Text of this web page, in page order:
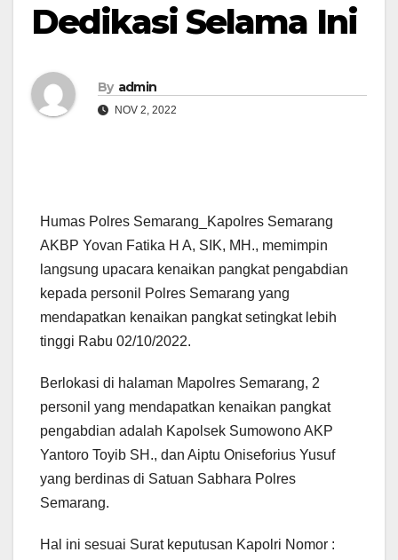
Dedikasi Selama Ini
By admin
NOV 2, 2022
Humas Polres Semarang_Kapolres Semarang
AKBP Yovan Fatika H A, SIK, MH., memimpin
langsung upacara kenaikan pangkat pengabdian
kepada personil Polres Semarang yang
mendapatkan kenaikan pangkat setingkat lebih
tinggi Rabu 02/10/2022.
Berlokasi di halaman Mapolres Semarang, 2
personil yang mendapatkan kenaikan pangkat
pengabdian adalah Kapolsek Sumowono AKP
Yantoro Toyib SH., dan Aiptu Oniseforius Yusuf
yang berdinas di Satuan Sabhara Polres
Semarang.
Hal ini sesuai Surat keputusan Kapolri Nomor :